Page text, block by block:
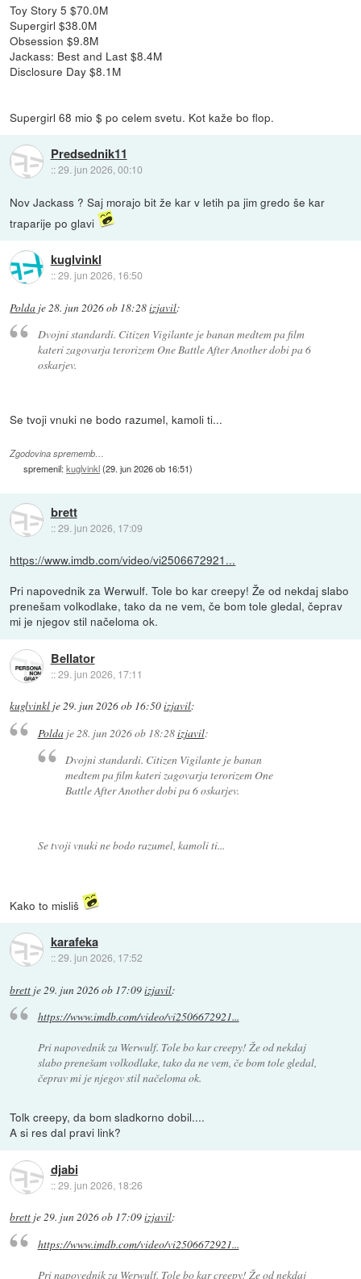
Toy Story 5 $70.0M
Supergirl $38.0M
Obsession $9.8M
Jackass: Best and Last $8.4M
Disclosure Day $8.1M
Supergirl 68 mio $ po celem svetu. Kot kaže bo flop.
Predsednik11
::29. jun 2026, 00:10
Nov Jackass ? Saj morajo bit že kar v letih pa jim gredo še kar
traparije po glavi
kuglvinkl
::29. jun 2026, 16:50
Polda je28. jun 2026 ob 18:28izjavil:
Dvojni standardi. Citizen Vigilante je banan medtem pa film
kateri zagovarja terorizem One Battle After Another dobi pa 6
oskarjev.
Se tvoji vnuki ne bodo razumel, kamoli ti...
Zgodovina sprememb…
spremenil:kuglvinkl(29. jun 2026 ob 16:51)
brett
::29. jun 2026, 17:09
https://www.imdb.com/video/vi2506672921...
Pri napovednik za Werwulf. Tole bo kar creepy! Že od nekdaj slabo
prenešam volkodlake, tako da ne vem, če bom tole gledal, čeprav
mi je njegov stil načeloma ok.
Bellator
::29. jun 2026, 17:11
kuglvinkl je29. jun 2026 ob 16:50izjavil:
Poldaje28. jun 2026 ob 18:28izjavil:
Dvojni standardi. Citizen Vigilante je banan
medtem pa film kateri zagovarja terorizem One
Battle After Another dobi pa 6 oskarjev.
Se tvoji vnuki ne bodo razumel, kamoli ti...
Kako to misliš
karafeka
::29. jun 2026, 17:52
brett je29. jun 2026 ob 17:09izjavil:
https://www.imdb.com/video/vi2506672921...
Pri napovednik za Werwulf. Tole bo kar creepy! Že od nekdaj
slabo prenešam volkodlake, tako da ne vem, če bom tole gledal,
čeprav mi je njegov stil načeloma ok.
Tolk creepy, da bom sladkorno dobil....
A si res dal pravi link?
djabi
::29. jun 2026, 18:26
brett je29. jun 2026 ob 17:09izjavil:
https://www.imdb.com/video/vi2506672921...
Pri napovednik za Werwulf. Tole bo kar creepy! Že od nekdaj